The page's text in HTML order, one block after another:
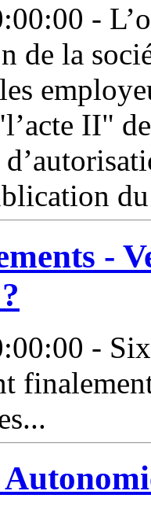
-
de la
II"
du
-
-